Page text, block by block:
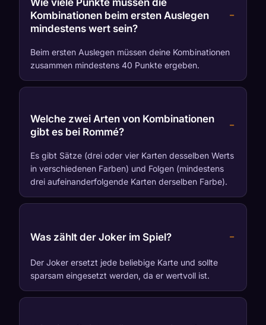
Kombinationen beim ersten Auslegen
mindestens wert sein?
Beim ersten Auslegen müssen deine Kombinationen
zusammen mindestens 40 Punkte ergeben.
Welche zwei Arten von Kombinationen
gibt es bei Rommé?
Es gibt Sätze (drei oder vier Karten desselben Werts
in verschiedenen Farben) und Folgen (mindestens
drei aufeinanderfolgende Karten derselben Farbe).
Was zählt der Joker im Spiel?
Der Joker ersetzt jede beliebige Karte und sollte
sparsam eingesetzt werden, da er wertvoll ist.